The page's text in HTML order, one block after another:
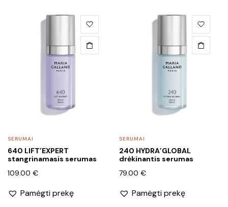
SERUMAI
640 LIFT’EXPERT
stangrinamasis serumas
109.00 €
Pamėgti prekę
SERUMAI
240 HYDRA’GLOBAL
drėkinantis serumas
79.00 €
Pamėgti prekę